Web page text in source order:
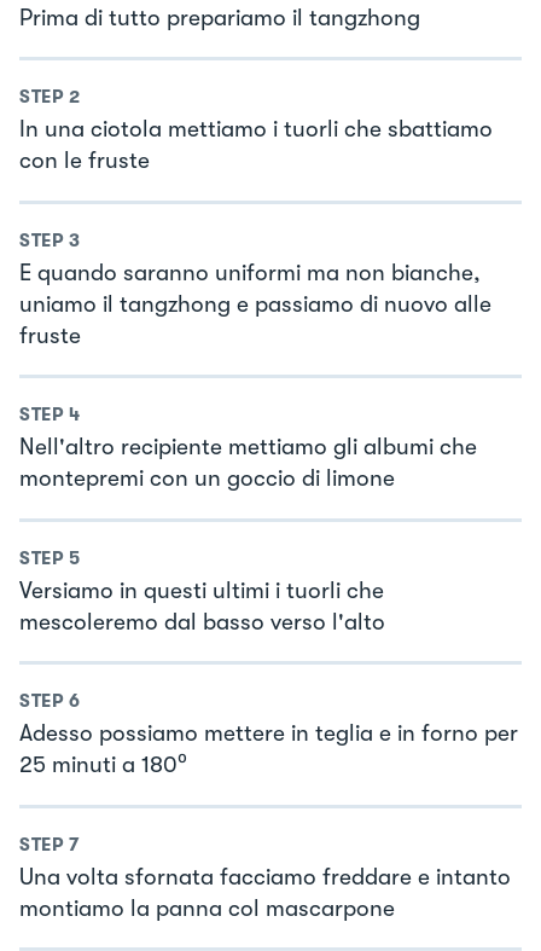
Prima di tutto prepariamo il tangzhong
STEP 2
In una ciotola mettiamo i tuorli che sbattiamo
con le fruste
STEP 3
E quando saranno uniformi ma non bianche,
uniamo il tangzhong e passiamo di nuovo alle
fruste
STEP 4
Nell'altro recipiente mettiamo gli albumi che
montepremi con un goccio di limone
STEP 5
Versiamo in questi ultimi i tuorli che
mescoleremo dal basso verso l'alto
STEP 6
Adesso possiamo mettere in teglia e in forno per
25 minuti a 180⁰
STEP 7
Una volta sfornata facciamo freddare e intanto
montiamo la panna col mascarpone